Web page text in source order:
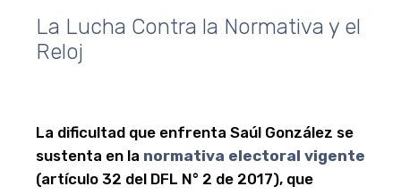
La Lucha Contra la Normativa y el
Reloj
La dificultad que enfrenta Saúl González se
sustenta en la normativa electoral vigente
(artículo 32 del DFL N° 2 de 2017), que